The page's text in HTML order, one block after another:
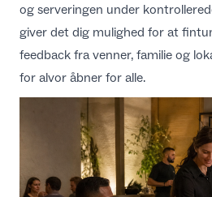
og serveringen under
giver det dig mulighed for at
feedback fra venner, familie og
for alvor åbner for alle.